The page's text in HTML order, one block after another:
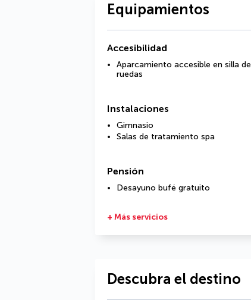
Equipamientos
Accesibilidad
Aparcamiento accesible en silla de
ruedas
Instalaciones
Gimnasio
Salas de tratamiento spa
Pensión
Desayuno bufé gratuito
+ Más servicios
Descubra el destino